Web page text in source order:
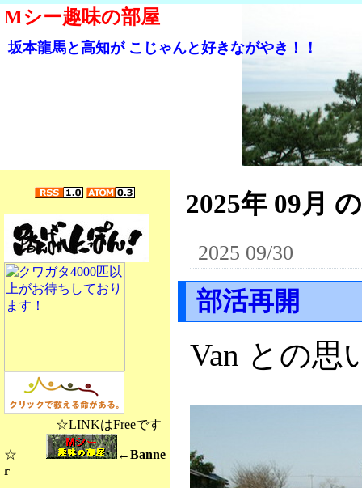
Mシー趣味の部屋
坂本龍馬と高知が こじゃんと好きながやき！！
☆LINKはFreeです
☆
←Banne
r
2025年 09月
2025 09/30
部活再開
Van との思